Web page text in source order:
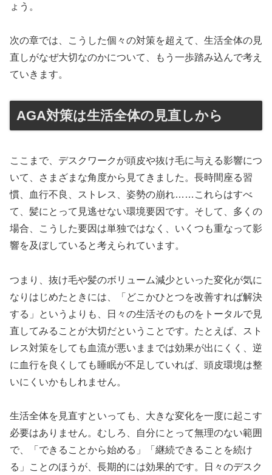
ょう。
次の章では、こうした個々の対策を超えて、生活全体の見
直しがなぜ大切なのかについて、もう一歩踏み込んで考え
ていきます。
AGA対策は生活全体の見直しから
ここまで、デスクワークが頭皮や抜け毛に与える影響につ
いて、さまざまな角度から見てきました。長時間座る習
慣、血行不良、ストレス、姿勢の崩れ……これらはすべ
て、髪にとって見逃せない環境要因です。そして、多くの
場合、こうした要因は単独ではなく、いくつも重なって影
響を及ぼしていると考えられています。
つまり、抜け毛や髪のボリューム減少といった変化が気に
なりはじめたときには、「どこかひとつを改善すれば解決
する」というよりも、日々の生活そのものをトータルで見
直してみることが大切だということです。たとえば、スト
レス対策をしても血流が悪いままでは効果が出にくく、逆
に血行を良くしても睡眠が不足していれば、頭皮環境は整
いにくいかもしれません。
生活全体を見直すといっても、大きな変化を一度に起こす
必要はありません。むしろ、自分にとって無理のない範囲
で、「できることから始める」「継続できることを続け
る」ことのほうが、長期的には効果的です。日々のデスク